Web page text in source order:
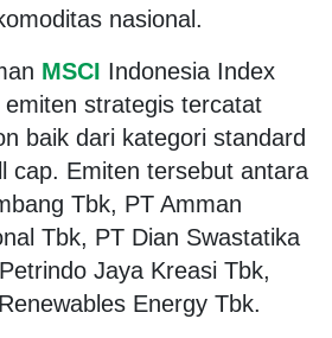
nasional.
MSCI Indonesia Index
strategis tercatat
baik dari kategori standard
cap. Emiten tersebut antara
Tbk, PT Amman
Tbk, PT Dian Swastatika
Jaya Kreasi Tbk,
Energy Tbk.